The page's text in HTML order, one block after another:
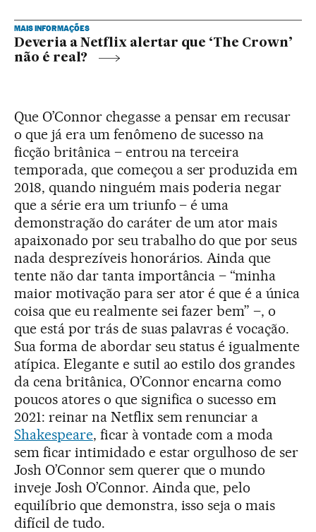
MAIS INFORMAÇÕES
Deveria a Netflix alertar que ‘The Crown’
não é real?
Que O’Connor chegasse a pensar em recusar
o que já era um fenômeno de sucesso na
ficção britânica – entrou na terceira
temporada, que começou a ser produzida em
2018, quando ninguém mais poderia negar
que a série era um triunfo – é uma
demonstração do caráter de um ator mais
apaixonado por seu trabalho do que por seus
nada desprezíveis honorários. Ainda que
tente não dar tanta importância – “minha
maior motivação para ser ator é que é a única
coisa que eu realmente sei fazer bem” –, o
que está por trás de suas palavras é vocação.
Sua forma de abordar seu status é igualmente
atípica. Elegante e sutil ao estilo dos grandes
da cena britânica, O’Connor encarna como
poucos atores o que significa o sucesso em
2021: reinar na Netflix sem renunciar a
Shakespeare, ficar à vontade com a moda
sem ficar intimidado e estar orgulhoso de ser
Josh O’Connor sem querer que o mundo
inveje Josh O’Connor. Ainda que, pelo
equilíbrio que demonstra, isso seja o mais
difícil de tudo.